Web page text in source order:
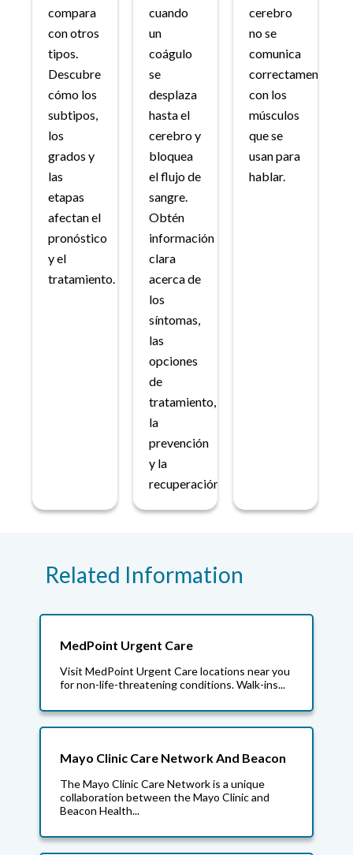
compara
con otros
tipos.
Descubre
cómo los
subtipos,
los
grados y
las
etapas
afectan el
pronóstico
y el
tratamiento.
cuando
un
coágulo
se
desplaza
hasta el
cerebro y
bloquea
el flujo de
sangre.
Obtén
información
clara
acerca de
los
síntomas,
las
opciones
de
tratamiento,
la
prevención
y la
recuperación.
cerebro
no se
comunica
correctamente
con los
músculos
que se
usan para
hablar.
Related Information
MedPoint Urgent Care
Visit MedPoint Urgent Care locations near you
for non-life-threatening conditions. Walk-ins...
Mayo Clinic Care Network And Beacon
The Mayo Clinic Care Network is a unique
collaboration between the Mayo Clinic and
Beacon Health...